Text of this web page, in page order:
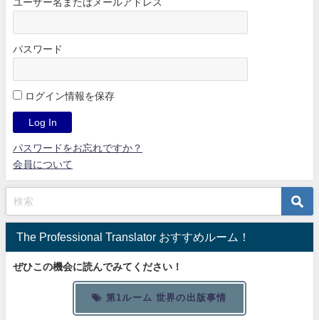
パスワード
ログイン情報を保存
パスワードをお忘れですか？
会員について
The Professional Translator おすすめルーム！
ぜひこの機会に読んでみてください！
第1ルーム 世界の出版事情